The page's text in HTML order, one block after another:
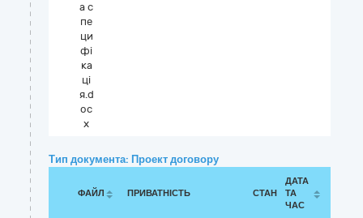
а с
пе
ци
фі
ка
ці
я.d
oc
x
Тип документа: Проект договору
ФАЙЛ ПРИВАТНІСТЬ СТАН
ДАТА
ТА
ЧАС